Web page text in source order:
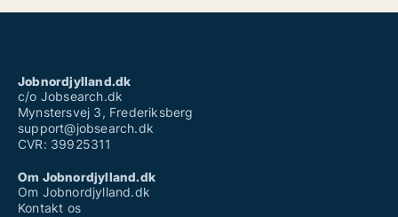
Jobnordjylland.dk
c/o Jobsearch.dk
Mynstersvej 3, Frederiksberg
support@jobsearch.dk
CVR: 39925311
Om Jobnordjylland.dk
Om Jobnordjylland.dk
Kontakt os